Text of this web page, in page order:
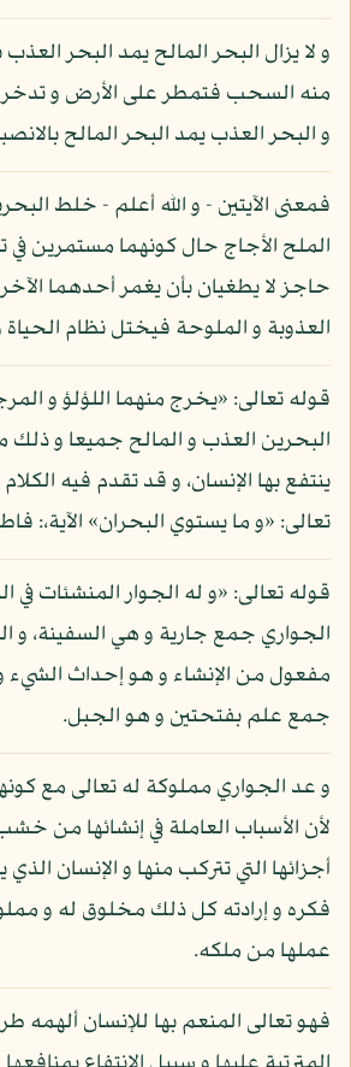
و لا يزال البحر المالح يمد البحر العذب
منه السحب فتمطر على الأرض و
و البحر العذب يمد البحر المالح
فمعنى الآيتين - و الله أعلم - خلط
الملح الأجاج حال كونهما مستمرين في
حاجز لا يطغيان بأن يغمر أحدهما
العذوبة و الملوحة فيختل نظام الحياة
قوله تعالى: «يخرج منهما اللؤلؤ و
البحرين العذب و المالح جميعا و ذلك
ينتفع بها الإنسان، و قد تقدم فيه
تعالى: «و ما يستوي البحران» الآية،: فاطر:
قوله تعالى: «و له الجوار المنشئات في
الجواري جمع جارية و هي السفينة، و
مفعول من الإنشاء و هو إحداث الشيء و
جمع علم بفتحتين و هو الجبل.
و عد الجواري مملوكة له تعالى مع
لأن الأسباب العاملة في إنشائها من
أجزائها التي تتركب منها و الإنسان
فكره و إرادته كل ذلك مخلوق له و
عملها من ملكه.
فهو تعالى المنعم بها للإنسان ألهمه